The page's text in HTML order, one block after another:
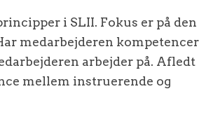
i SLII. Fokus er på den
medarbejderen kompetencer
arbejder på. Afledt
mellem instruerende og